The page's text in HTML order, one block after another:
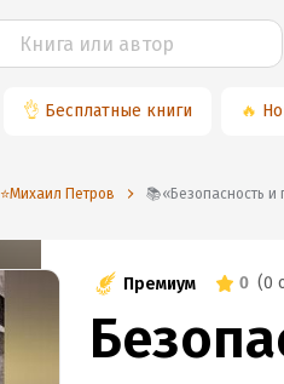
👌 Бесплатные книги 🔥
⭐️Михаил Петров 📚«Безопасность
Премиум 0 (0